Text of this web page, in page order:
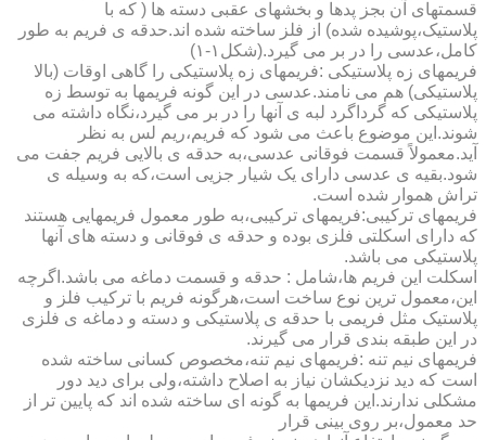
قسمتهای آن بجز پدها و بخشهای عقبی دسته ها ( که با
پلاستیک،پوشیده شده) از فلز ساخته شده اند.حدقه ی فریم به طور
کامل،عدسی را در بر می گیرد.(شکل۱-۱)
فریمهای زه پلاستیکی :فریمهای زه پلاستیکی را گاهی اوقات (بالا
پلاستیکی) هم می نامند.عدسی در این گونه فریمها به توسط زه
پلاستیکی که گرداگرد لبه ی آنها را در بر می گیرد،نگاه داشته می
شوند.این موضوع باعث می شود که فریم،ریم لس به نظر
آید.معمولاً قسمت فوقانی عدسی،به حدقه ی بالایی فریم جفت می
شود.بقیه ی عدسی دارای یک شیار جزیی است،که به وسیله ی
تراش هموار شده است.
فریمهای ترکیبی:فریمهای ترکیبی،به طور معمول فریمهایی هستند
که دارای اسکلتی فلزی بوده و حدقه ی فوقانی و دسته های آنها
پلاستیکی می باشد.
اسکلت این فریم ها،شامل : حدقه و قسمت دماغه می باشد.اگرچه
این،معمول ترین نوع ساخت است،هرگونه فریم با ترکیب فلز و
پلاستیک مثل فریمی با حدقه ی پلاستیکی و دسته و دماغه ی فلزی
در این طبقه بندی قرار می گیرند.
فریمهای نیم تنه :فریمهای نیم تنه،مخصوص کسانی ساخته شده
است که دید نزدیکشان نیاز به اصلاح داشته،ولی برای دید دور
مشکلی ندارند.این فریمها به گونه ای ساخته شده اند که پایین تر از
حد معمول،بر روی بینی قرار